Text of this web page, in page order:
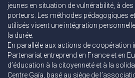
jeunes en situation de vulnérabilité, à
porteurs. Les méthodes pédagogiques
utilisés visent une intégration
la durée.
En parallèle aux actions de coopération
Partenariat entreprend en France et en
d’éducation à la citoyenneté et à la
Centre Gaïa, basé au siège de